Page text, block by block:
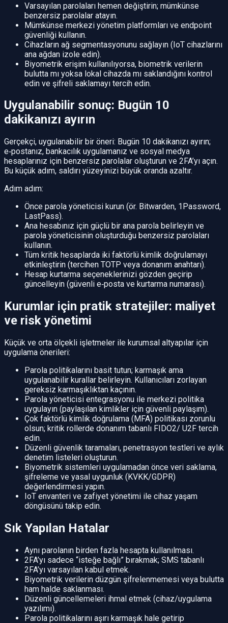
Varsayılan parolaları hemen değiştirin; mümkünse
benzersiz parolalar atayın.
Mümkünse merkezi yönetim platformları ve endpoint
güvenliği kullanın.
Cihazların ağ segmentasyonunu sağlayın (IoT cihazlarını
ana ağdan izole edin).
Biyometrik erişim kullanılıyorsa, biometrik verilerin
bulutta mı yoksa lokal cihazda mı saklandığını kontrol
edin ve şifreli saklamayı tercih edin.
Uygulanabilir sonuç: Bugün 10
dakikanızı ayırın
Gerçekçi, uygulanabilir bir öneri: Bugün 10 dakikanızı ayırın;
e‑postanız, bankacılık uygulamanız ve sosyal medya
hesaplarınız için benzersiz parolalar oluşturun ve 2FA’yı açın.
Bu küçük adım, saldırı yüzeyinizi büyük oranda azaltır.
Adım adım:
Önce parola yöneticisi kurun (ör. Bitwarden, 1Password,
LastPass).
Ana hesabınız için güçlü bir ana parola belirleyin ve
parola yöneticisinin oluşturduğu benzersiz parolaları
kullanın.
Tüm kritik hesaplarda iki faktörlü kimlik doğrulamayı
etkinleştirin (tercihen TOTP veya donanım anahtarı).
Hesap kurtarma seçeneklerinizi gözden geçirip
güncelleyin (güvenli e‑posta ve kurtarma numarası).
Kurumlar için pratik stratejiler: maliyet
ve risk yönetimi
Küçük ve orta ölçekli işletmeler ile kurumsal altyapılar için
uygulama önerileri:
Parola politikalarını basit tutun; karmaşık ama
uygulanabilir kurallar belirleyin. Kullanıcıları zorlayan
gereksiz karmaşıklıktan kaçının.
Parola yöneticisi entegrasyonu ile merkezi politika
uygulayın (paylaşılan kimlikler için güvenli paylaşım).
Çok faktörlü kimlik doğrulama (MFA) politikası zorunlu
olsun; kritik rollerde donanım tabanlı FIDO2/ U2F tercih
edin.
Düzenli güvenlik taramaları, penetrasyon testleri ve aylık
denetim listeleri oluşturun.
Biyometrik sistemleri uygulamadan önce veri saklama,
şifreleme ve yasal uygunluk (KVKK/GDPR)
değerlendirmesi yapın.
IoT envanteri ve zafiyet yönetimi ile cihaz yaşam
döngüsünü takip edin.
Sık Yapılan Hatalar
Aynı parolanın birden fazla hesapta kullanılması.
2FA’yı sadece “isteğe bağlı” bırakmak; SMS tabanlı
2FA’yı varsayılan kabul etmek.
Biyometrik verilerin düzgün şifrelenmemesi veya bulutta
ham halde saklanması.
Düzenli güncellemeleri ihmal etmek (cihaz/uygulama
yazılımı).
Parola politikalarını aşırı karmaşık hale getirip